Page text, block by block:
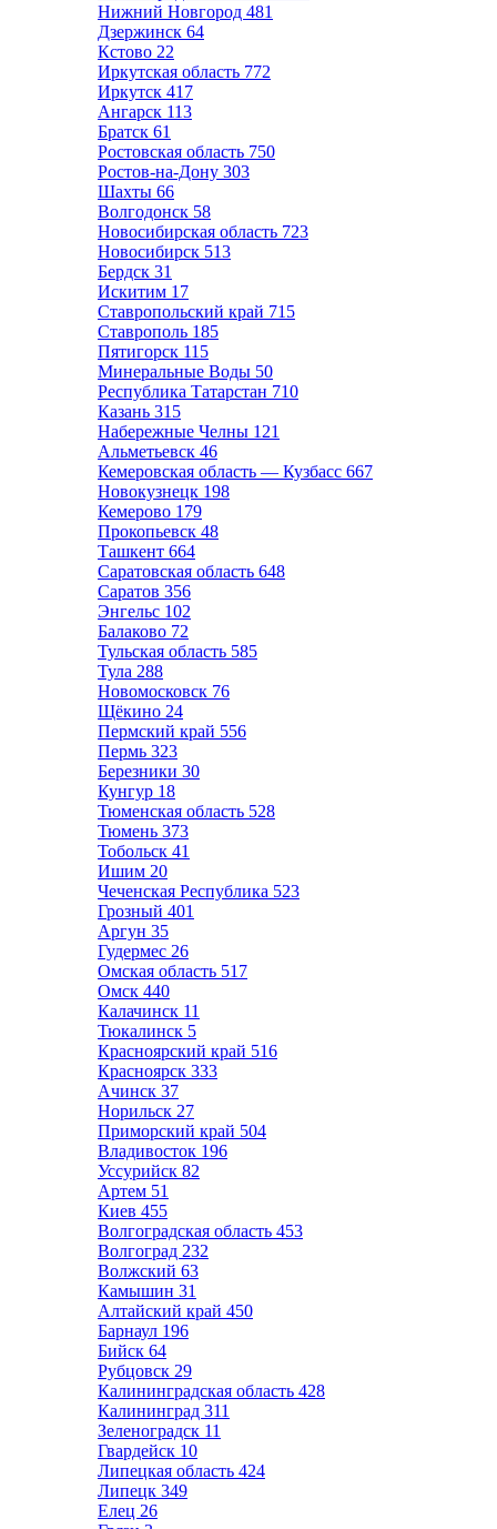
Нижний Новгород 481
Дзержинск 64
Кстово 22
Иркутская область 772
Иркутск 417
Ангарск 113
Братск 61
Ростовская область 750
Ростов-на-Дону 303
Шахты 66
Волгодонск 58
Новосибирская область 723
Новосибирск 513
Бердск 31
Искитим 17
Ставропольский край 715
Ставрополь 185
Пятигорск 115
Минеральные Воды 50
Республика Татарстан 710
Казань 315
Набережные Челны 121
Альметьевск 46
Кемеровская область — Кузбасс 667
Новокузнецк 198
Кемерово 179
Прокопьевск 48
Ташкент 664
Саратовская область 648
Саратов 356
Энгельс 102
Балаково 72
Тульская область 585
Тула 288
Новомосковск 76
Щёкино 24
Пермский край 556
Пермь 323
Березники 30
Кунгур 18
Тюменская область 528
Тюмень 373
Тобольск 41
Ишим 20
Чеченская Республика 523
Грозный 401
Аргун 35
Гудермес 26
Омская область 517
Омск 440
Калачинск 11
Тюкалинск 5
Красноярский край 516
Красноярск 333
Ачинск 37
Норильск 27
Приморский край 504
Владивосток 196
Уссурийск 82
Артем 51
Киев 455
Волгоградская область 453
Волгоград 232
Волжский 63
Камышин 31
Алтайский край 450
Барнаул 196
Бийск 64
Рубцовск 29
Калининградская область 428
Калининград 311
Зеленоградск 11
Гвардейск 10
Липецкая область 424
Липецк 349
Елец 26